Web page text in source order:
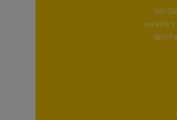
Von
verkehrt
den